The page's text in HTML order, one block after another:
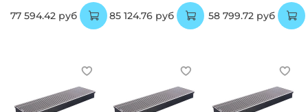
77 594.42 руб
85 124.76 руб
58 799.72 руб